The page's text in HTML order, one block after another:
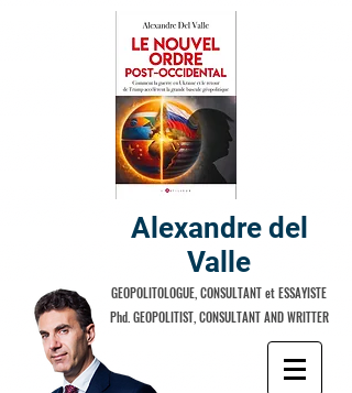
Alexandre del
Valle
GEOPOLITOLOGUE, CONSULTANT et ESSAYISTE
Phd. GEOPOLITIST, CONSULTANT AND WRITTER